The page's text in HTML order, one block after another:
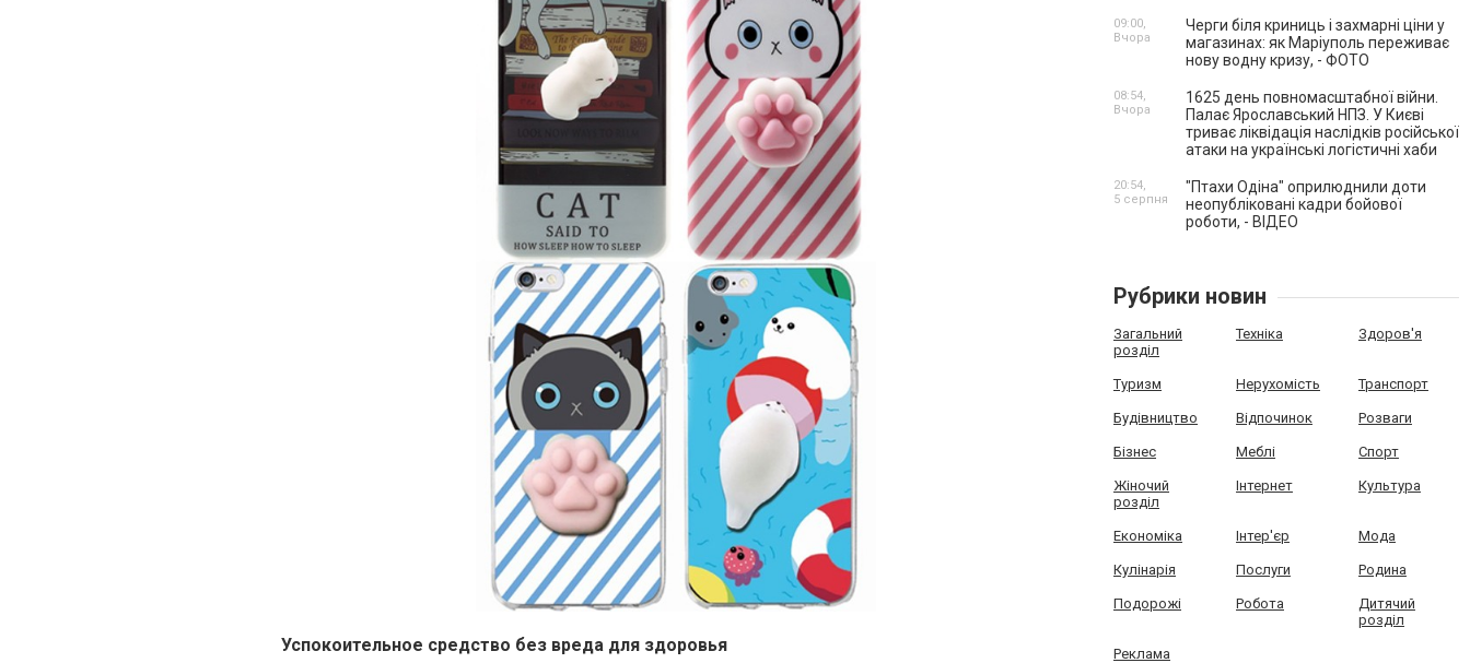
Успокоительное средство без вреда для здоровья
Черги біля криниць і захмарні ціни у
магазинах: як Маріуполь переживає
нову водну кризу, - ФОТО
09:00,
Вчора
1625 день повномасштабної війни.
Палає Ярославський НПЗ. У Києві
триває ліквідація наслідків російської
атаки на українські логістичні хаби
08:54,
Вчора
"Птахи Одіна" оприлюднили доти
неопубліковані кадри бойової
роботи, - ВІДЕО
20:54,
5 серпня
Рубрики новин
Загальний
розділ
Техніка Здоров'я
Туризм Нерухомість Транспорт
Будівництво Відпочинок Розваги
Бізнес Меблі Спорт
Жіночий
розділ
Інтернет Культура
Економіка Інтер'єр Мода
Кулінарія Послуги Родина
Подорожі Робота
Дитячий
розділ
Реклама